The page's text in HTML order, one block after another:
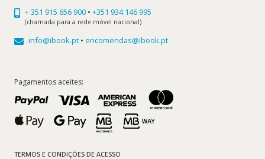
+ 351 915 656 900 • +351 934 146 995
(chamada para a rede móvel nacional)
info@ibook.pt • encomendas@ibook.pt
Pagamentos aceites:
TERMOS E CONDIÇÕES DE ACESSO